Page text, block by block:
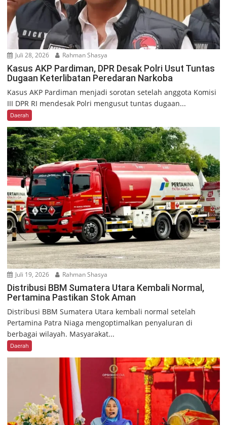
Juli 28, 2026 Rahman Shasya
Kasus AKP Pardiman, DPR Desak Polri Usut Tuntas
Dugaan Keterlibatan Peredaran Narkoba
Kasus AKP Pardiman menjadi sorotan setelah anggota Komisi
III DPR RI mendesak Polri mengusut tuntas dugaan...
Daerah
Juli 19, 2026 Rahman Shasya
Distribusi BBM Sumatera Utara Kembali Normal,
Pertamina Pastikan Stok Aman
Distribusi BBM Sumatera Utara kembali normal setelah
Pertamina Patra Niaga mengoptimalkan penyaluran di
berbagai wilayah. Masyarakat...
Daerah